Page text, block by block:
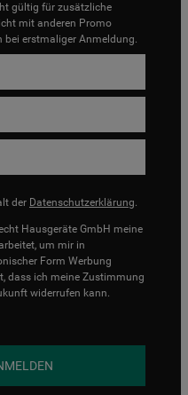
gültig für zusätzliche
mit anderen Promo
bei erstmaliger Anmeldung.
der Datenschutzerklärung.
Hausgeräte GmbH meine
um mir in
Form Werbung
dass ich meine Zustimmung
widerrufen kann.